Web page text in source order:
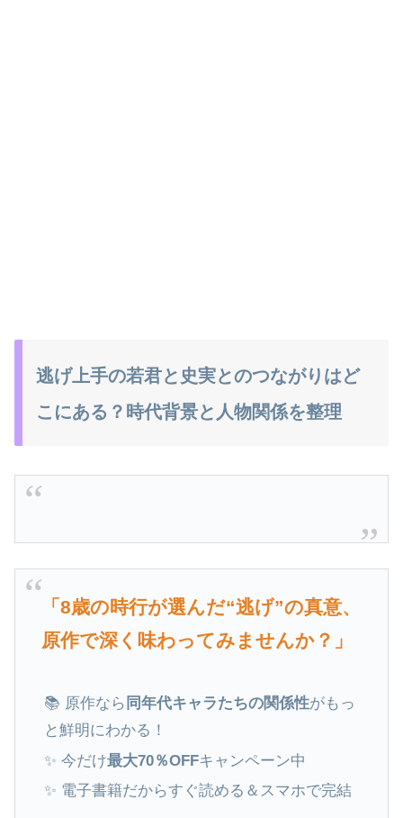
逃げ上手の若君と史実とのつながりはど
こにある？時代背景と人物関係を整理
「8歳の時行が選んだ“逃げ”の真意、
原作で深く味わってみませんか？」
📚 原作なら 同年代キャラたちの関係性がもっ
と鮮明にわかる！
✨ 今だけ最大70％OFFキャンペーン中
✨ 電子書籍だからすぐ読める＆スマホで完結